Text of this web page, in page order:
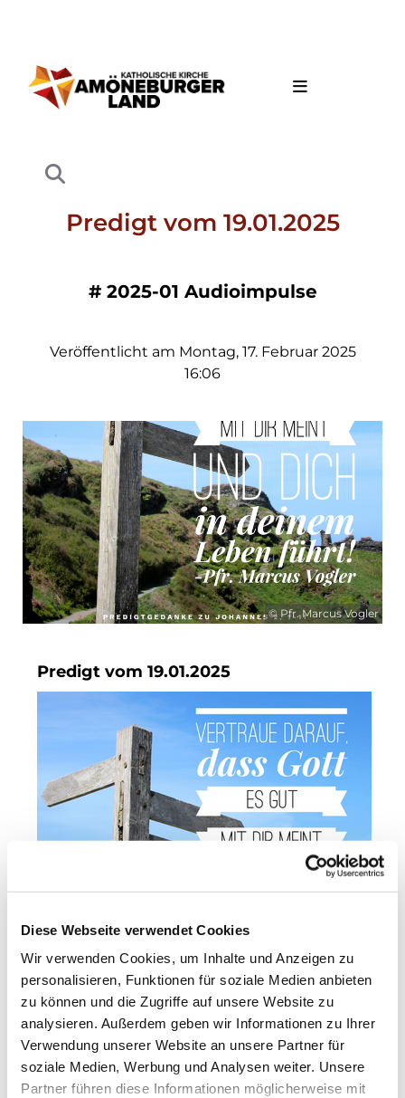
Diese Webseite verwendet Cookies
Wir verwenden Cookies, um Inhalte und Anzeigen zu
personalisieren, Funktionen für soziale Medien anbieten
zu können und die Zugriffe auf unsere Website zu
analysieren. Außerdem geben wir Informationen zu Ihrer
Verwendung unserer Website an unsere Partner für
soziale Medien, Werbung und Analysen weiter. Unsere
Partner führen diese Informationen möglicherweise mit
Predigt vom 19.01.2025
# 2025-01 Audioimpulse
Veröffentlicht am Montag, 17. Februar 2025
16:06
© Pfr. Marcus Vogler
Predigt vom 19.01.2025
Vertraue darauf, dass Gott es gut mit dir
meint und dich in deinem Leben führt!